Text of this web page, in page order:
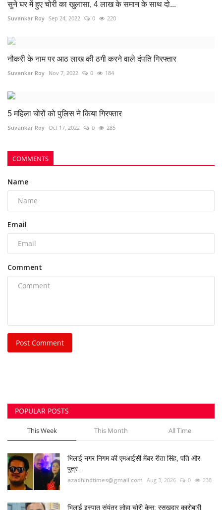
सुने घर में हुए चोरी का खुलासा, 4 लाख के समान के साथ दो...
Suvankar Roy Sep 24, 2022 0 220
नौकरी के नाम पर आठ लाख की ठगी करने वाले दंपति गिरफ्तार
Suvankar Roy Nov 7, 2022 0 184
5 महिला चोरों को पुलिस ने किया गिरफ्तार
Suvankar Roy Oct 17, 2022 0 285
COMMENTS
Name
Email
Comment
Post Comment
POPULAR POSTS
This Week This Month All Time
भिलाई नगर निगम की एमआईसी मेंबर रीता सिंह, पति और
पुत्र...
azadhindtimes@gmail.com Aug 3, 2026 0 238
भिलाई इस्पात संयंत्र लोहा चोरी केस: रसूखदार कारोबारी